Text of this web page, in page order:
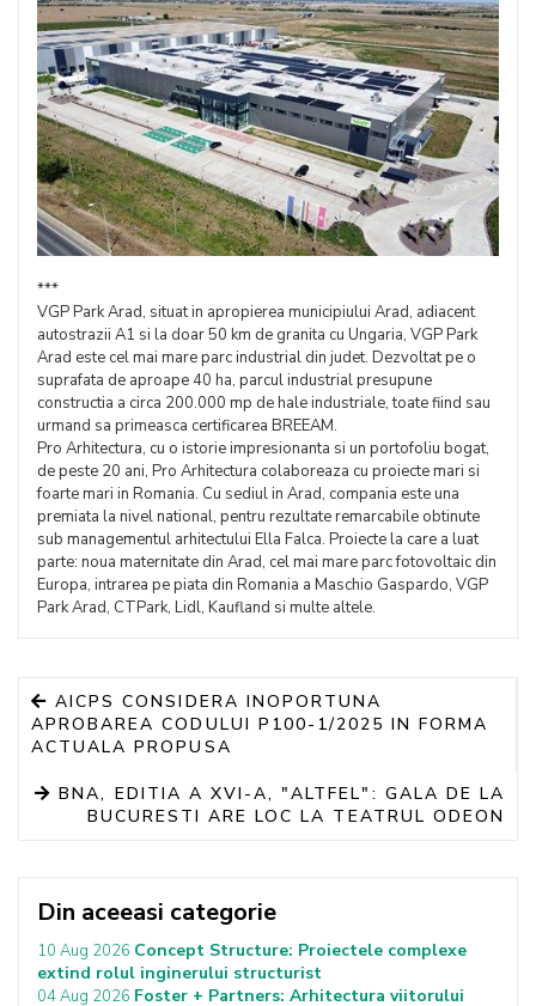
***
VGP Park Arad, situat in apropierea municipiului Arad, adiacent
autostrazii A1 si la doar 50 km de granita cu Ungaria, VGP Park
Arad este cel mai mare parc industrial din judet. Dezvoltat pe o
suprafata de aproape 40 ha, parcul industrial presupune
constructia a circa 200.000 mp de hale industriale, toate fiind sau
urmand sa primeasca certificarea BREEAM.
Pro Arhitectura, cu o istorie impresionanta si un portofoliu bogat,
de peste 20 ani, Pro Arhitectura colaboreaza cu proiecte mari si
foarte mari in Romania. Cu sediul in Arad, compania este una
premiata la nivel national, pentru rezultate remarcabile obtinute
sub managementul arhitectului Ella Falca. Proiecte la care a luat
parte: noua maternitate din Arad, cel mai mare parc fotovoltaic din
Europa, intrarea pe piata din Romania a Maschio Gaspardo, VGP
Park Arad, CTPark, Lidl, Kaufland si multe altele.
AICPS CONSIDERA INOPORTUNA
APROBAREA CODULUI P100-1/2025 IN FORMA
ACTUALA PROPUSA
BNA, EDITIA A XVI-A, "ALTFEL": GALA DE LA
BUCURESTI ARE LOC LA TEATRUL ODEON
Din aceeasi categorie
10 Aug 2026 Concept Structure: Proiectele complexe
extind rolul inginerului structurist
04 Aug 2026 Foster + Partners: Arhitectura viitorului